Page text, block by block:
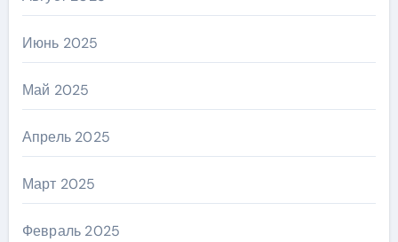
Июнь 2025
Май 2025
Апрель 2025
Март 2025
Февраль 2025